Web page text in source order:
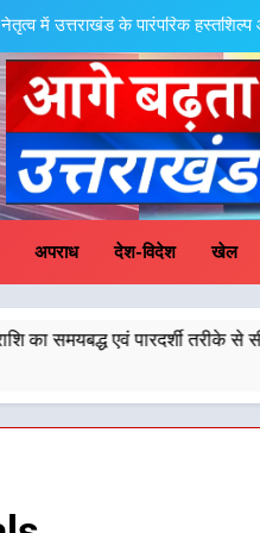
मुख्यमंत्री धामी ने कहा कि प्रदेश की
उत्तराखंड की नई पीढ़ी
कि पेंशन राशि का समयबद्ध एवं
में उत्तराखंड के पारंपरिक हस्तशिल्प
उत्तराखंड की नई
कि पेंशन राशि का समयबद्ध एवं
अपराध देश-विदेश खेल
तरीके से सीधे लाभार्थियों के